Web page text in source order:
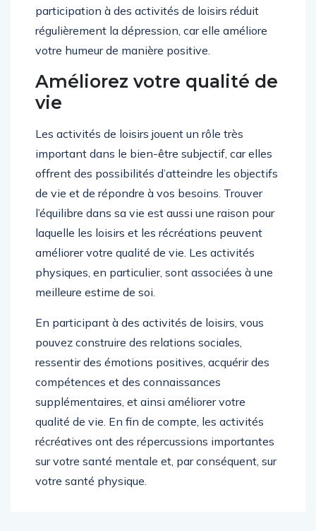
participation à des activités de loisirs réduit
régulièrement la dépression, car elle améliore
votre humeur de manière positive.
Améliorez votre qualité de
vie
Les activités de loisirs jouent un rôle très
important dans le bien-être subjectif, car elles
offrent des possibilités d’atteindre les objectifs
de vie et de répondre à vos besoins. Trouver
l’équilibre dans sa vie est aussi une raison pour
laquelle les loisirs et les récréations peuvent
améliorer votre qualité de vie. Les activités
physiques, en particulier, sont associées à une
meilleure estime de soi.
En participant à des activités de loisirs, vous
pouvez construire des relations sociales,
ressentir des émotions positives, acquérir des
compétences et des connaissances
supplémentaires, et ainsi améliorer votre
qualité de vie. En fin de compte, les activités
récréatives ont des répercussions importantes
sur votre santé mentale et, par conséquent, sur
votre santé physique.